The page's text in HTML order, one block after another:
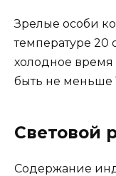
Зрелые особи
температуре 20
холодное время
быть не меньше
Световой
Содержание